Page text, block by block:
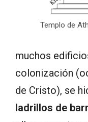
Templo de
muchos
colonización
de Cristo), se
ladrillos de